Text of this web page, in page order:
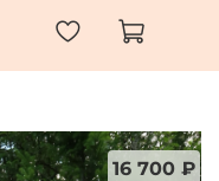
16 700 ₽